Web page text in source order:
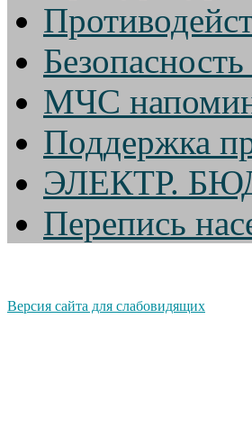
МЧС
Поддержка
ЭЛЕКТР.
Перепись
Версия сайта для слабовидящих